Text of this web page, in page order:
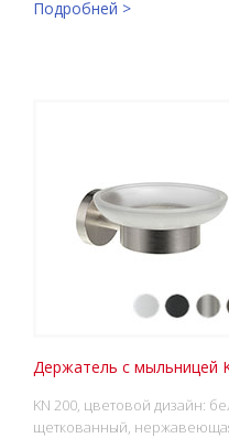
Подробней >
Держатель с мыльницей
KN 200, цветовой дизайн:
щеткованный,